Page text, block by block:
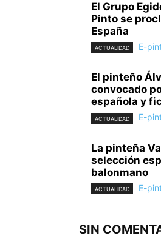
El Grupo
Pinto se
España
ACTUALIDAD E-
El pinteño
convocado
española y
ACTUALIDAD E-
La pinteña
selección
balonmano
ACTUALIDAD E-
SIN